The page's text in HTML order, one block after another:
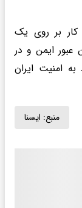
کار بر روی یک
عبور ایمن و در
امنیت ایران
منبع: ايسنا